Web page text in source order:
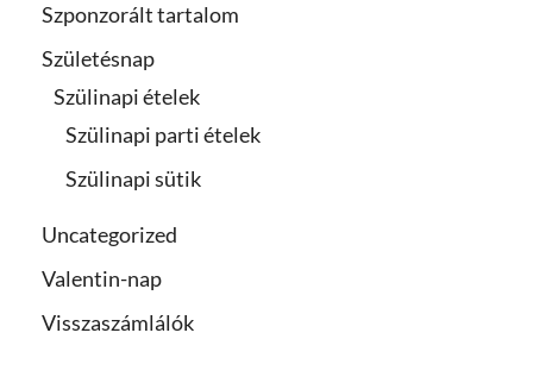
Szponzorált tartalom
Születésnap
Szülinapi ételek
Szülinapi parti ételek
Szülinapi sütik
Uncategorized
Valentin-nap
Visszaszámlálók